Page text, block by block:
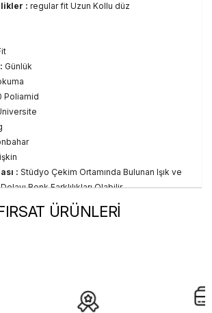
: regular fit Uzun Kollu düz
Günlük
Poliamid
: Stüdyo Çekim Ortamında Bulunan Işık ve
Renk Farklılıkları Olabilir
ÜRÜNLERİ